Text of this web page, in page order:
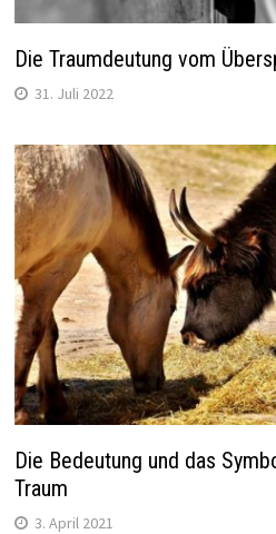
Die Traumdeutung vom
31. Juli 2022
Die Bedeutung und das
Traum
3. April 2021